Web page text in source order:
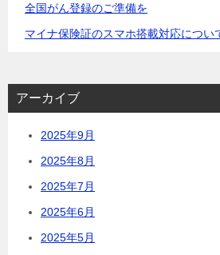
全国がん登録のご準備を
マイナ保険証のスマホ搭載対応につい
アーカイブ
2025年9月
2025年8月
2025年7月
2025年6月
2025年5月